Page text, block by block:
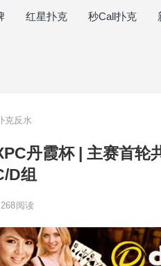
红星扑克 秒Call扑克
克反水
丹霞杯 | 主赛首
D组
268阅读